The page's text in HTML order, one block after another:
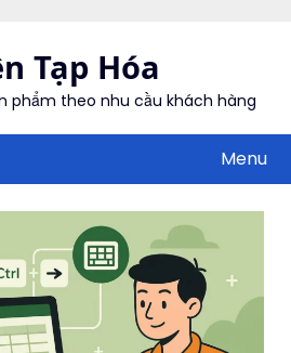
Tạp Hóa
phẩm theo nhu cầu khách hàng
Menu